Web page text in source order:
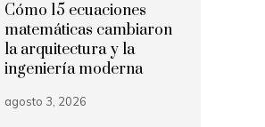
Cómo 15 ecuaciones
matemáticas cambiaron
la arquitectura y la
ingeniería moderna
agosto 3, 2026